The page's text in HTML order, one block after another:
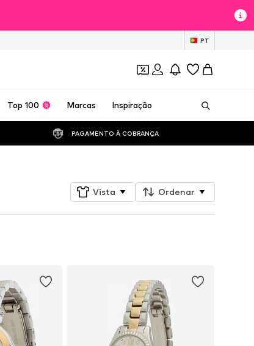
PT
Top 100 Marcas Inspiração
PAGAMENTO À COBRANÇA
Vista Ordenar